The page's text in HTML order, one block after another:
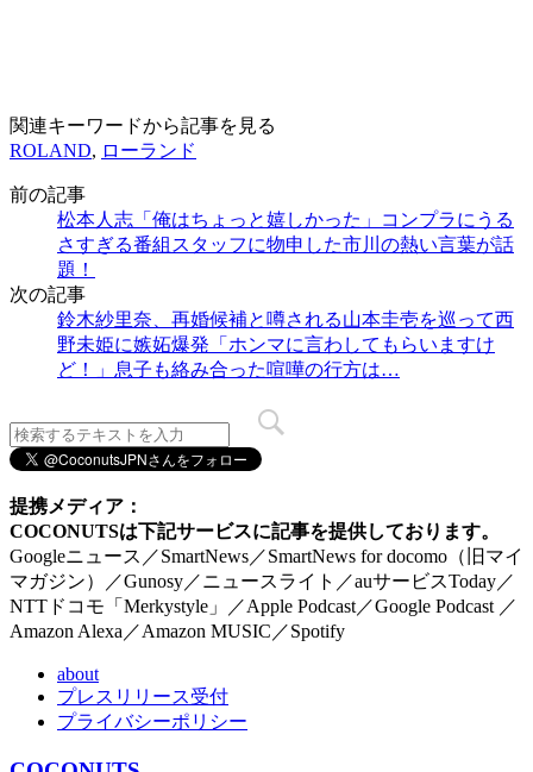
関連キーワードから記事を見る
ROLAND, ローランド
前の記事
松本人志「俺はちょっと嬉しかった」コンプラにうる
さすぎる番組スタッフに物申した市川の熱い言葉が話
題！
次の記事
鈴木紗里奈、再婚候補と噂される山本圭壱を巡って西
野未姫に嫉妬爆発「ホンマに言わしてもらいますけ
ど！」息子も絡み合った喧嘩の行方は…
提携メディア：
COCONUTSは下記サービスに記事を提供しております。
Googleニュース／SmartNews／SmartNews for docomo（旧マイ
マガジン）／Gunosy／ニュースライト／auサービスToday／
NTTドコモ「Merkystyle」／Apple Podcast／Google Podcast ／
Amazon Alexa／Amazon MUSIC／Spotify
about
プレスリリース受付
プライバシーポリシー